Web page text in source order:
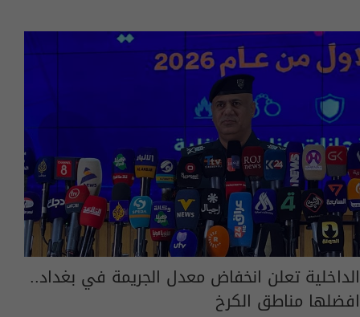
الداخلية تعلن انخفاض معدل الجريمة في بغداد..
افضلها مناطق الكرخ